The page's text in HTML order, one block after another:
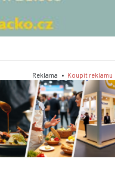
Reklama • Koupit reklamu